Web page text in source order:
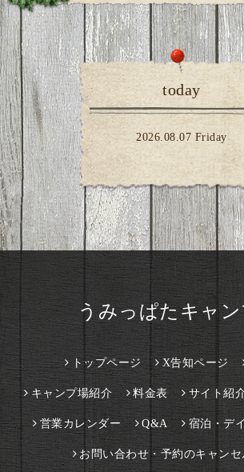
today
2026.08.07 Friday
うみっぱたキャ
トップページ X告知ページ
キャンプ場紹介 料金表 サイト紹
営業カレンダー Q&A 宿泊・デ
お問い合わせ・予約のキャンセ